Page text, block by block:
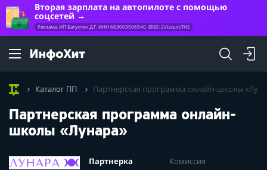
Вторая зарплата на автопилоте с помощью
соцсетей
Реклама. ИП Батухтин Д.Г. ИНН 663003506540. ERID: 2VtzqutsTHS
Каталог ПП Партнерская программа онлайн-школы
Партнерская программа онлайн-
школы «Лунара»
Партнерка
Комиссия